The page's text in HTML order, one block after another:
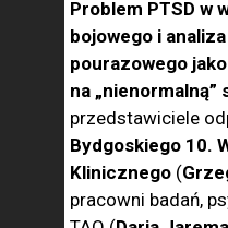
Problem PTSD w
bojowego i
pourazowego
na „nienormalną”
przedstawiciele
Bydgoskiego 10.
Klinicznego (
pracowni badań,